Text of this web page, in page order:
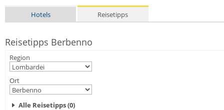
Hotels Reisetipps
Reisetipps Berbenno
Region
Ort
Alle Reisetipps (0)